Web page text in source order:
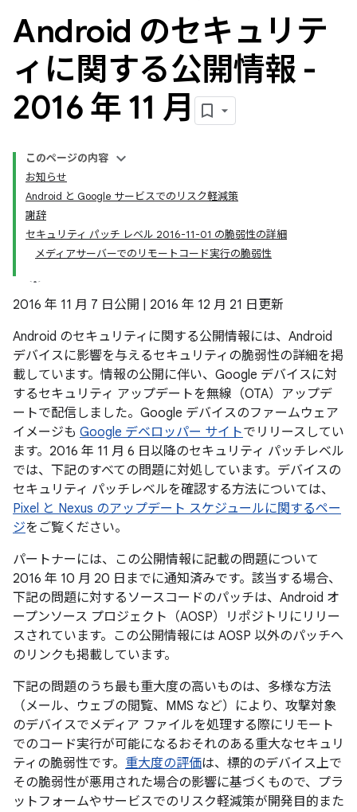
Android のセキュリテ
ィに関する公開情報 -
2016 年 11 月
このページの内容
お知らせ
Android と Google サービスでのリスク軽減策
謝辞
セキュリティ パッチ レベル 2016-11-01 の脆弱性の詳細
メディアサーバーでのリモートコード実行の脆弱性
2016 年 11 月 7 日公開 | 2016 年 12 月 21 日更新
Android のセキュリティに関する公開情報には、Android
デバイスに影響を与えるセキュリティの脆弱性の詳細を掲
載しています。情報の公開に伴い、Google デバイスに対
するセキュリティ アップデートを無線（OTA）アップデ
ートで配信しました。Google デバイスのファームウェア
イメージも Google デベロッパー サイトでリリースしてい
ます。2016 年 11 月 6 日以降のセキュリティ パッチレベル
では、下記のすべての問題に対処しています。デバイスの
セキュリティ パッチレベルを確認する方法については、
Pixel と Nexus のアップデート スケジュールに関するペー
ジをご覧ください。
パートナーには、この公開情報に記載の問題について
2016 年 10 月 20 日までに通知済みです。該当する場合、
下記の問題に対するソースコードのパッチは、Android オ
ープンソース プロジェクト（AOSP）リポジトリにリリー
スされています。この公開情報には AOSP 以外のパッチへ
のリンクも掲載しています。
下記の問題のうち最も重大度の高いものは、多様な方法
（メール、ウェブの閲覧、MMS など）により、攻撃対象
のデバイスでメディア ファイルを処理する際にリモート
でのコード実行が可能になるおそれのある重大なセキュリ
ティの脆弱性です。 重大度の評価は、標的のデバイス上で
その脆弱性が悪用された場合の影響に基づくもので、プラ
ットフォームやサービスでのリスク軽減策が開発目的また